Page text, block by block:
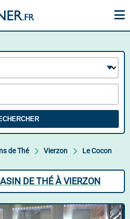
de Thé Vierzon Le Cocon
DE THÉ À VIERZON